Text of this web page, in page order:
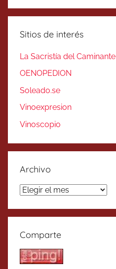
Sitios de interés
La Sacristía del Caminante
OENOPEDION
Soleado.se
Vinoexpresion
Vinoscopio
Archivo
Archivo
Comparte